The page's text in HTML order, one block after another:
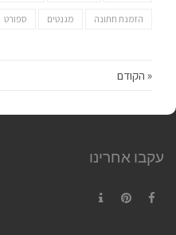
הזמנת חתונה מגנטים ספורט
« הקודם
עקבו אחרינו